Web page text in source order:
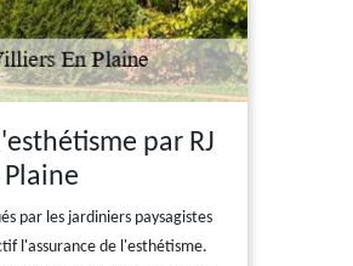
par RJ
par les jardiniers paysagistes
l'assurance de l'esthétisme.